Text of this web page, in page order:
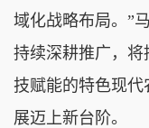
域化战略布局。”
持续深耕推广，
技赋能的特色现
展迈上新台阶。